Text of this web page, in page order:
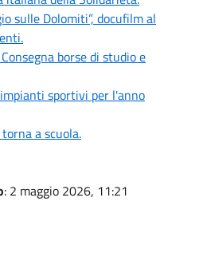
sulle Dolomiti”, docufilm al
borse di studio e
sportivi per l'anno
a scuola.
: 2 maggio 2026, 11:21